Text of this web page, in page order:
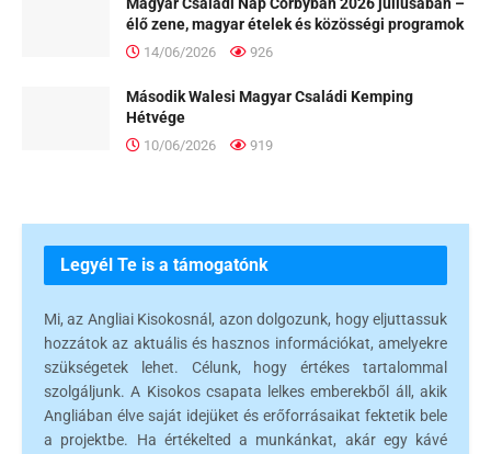
Magyar Családi Nap Corbyban 2026 júliusában –
élő zene, magyar ételek és közösségi programok
14/06/2026 926
Második Walesi Magyar Családi Kemping
Hétvége
10/06/2026 919
Legyél Te is a támogatónk
Mi, az Angliai Kisokosnál, azon dolgozunk, hogy eljuttassuk
hozzátok az aktuális és hasznos információkat, amelyekre
szükségetek lehet. Célunk, hogy értékes tartalommal
szolgáljunk. A Kisokos csapata lelkes emberekből áll, akik
Angliában élve saját idejüket és erőforrásaikat fektetik bele
a projektbe. Ha értékelted a munkánkat, akár egy kávé